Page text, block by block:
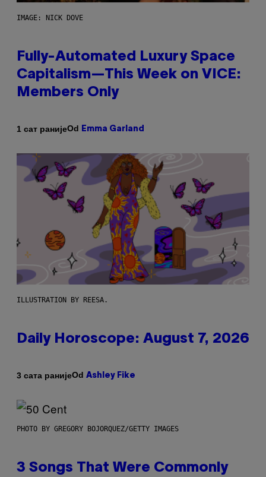
IMAGE: NICK DOVE
Fully-Automated Luxury Space
Capitalism—This Week on VICE:
Members Only
1 сат ранијеOd Emma Garland
ILLUSTRATION BY REESA.
Daily Horoscope: August 7, 2026
3 сата ранијеOd Ashley Fike
PHOTO BY GREGORY BOJORQUEZ/GETTY IMAGES
3 Songs That Were Commonly